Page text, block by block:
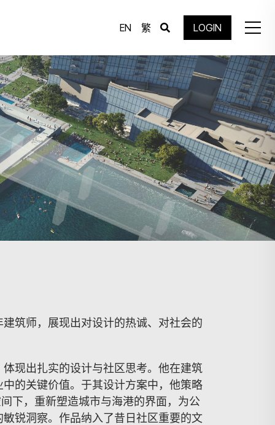
EN 繁 LOGIN
筑师，展现出对设计的热诚、对社会的
现出扎实的设计与社区思考。他在建筑
的关键价值。于其设计方案中，他策略
下，重新塑造城市与海港的界面，为公
锐洞察。作品纳入了昔日社区重要的文